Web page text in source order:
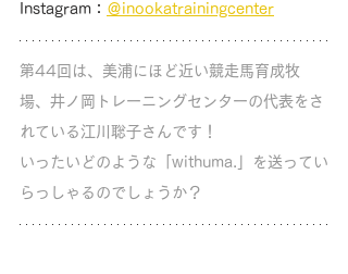
Instagram： ＠inookatrainingcenter
第44回は、美浦にほど近い競走馬育成牧
場、井ノ岡トレーニングセンターの代表をさ
れている江川聡子さんです！
いったいどのような「withuma.」を送ってい
らっしゃるのでしょうか？